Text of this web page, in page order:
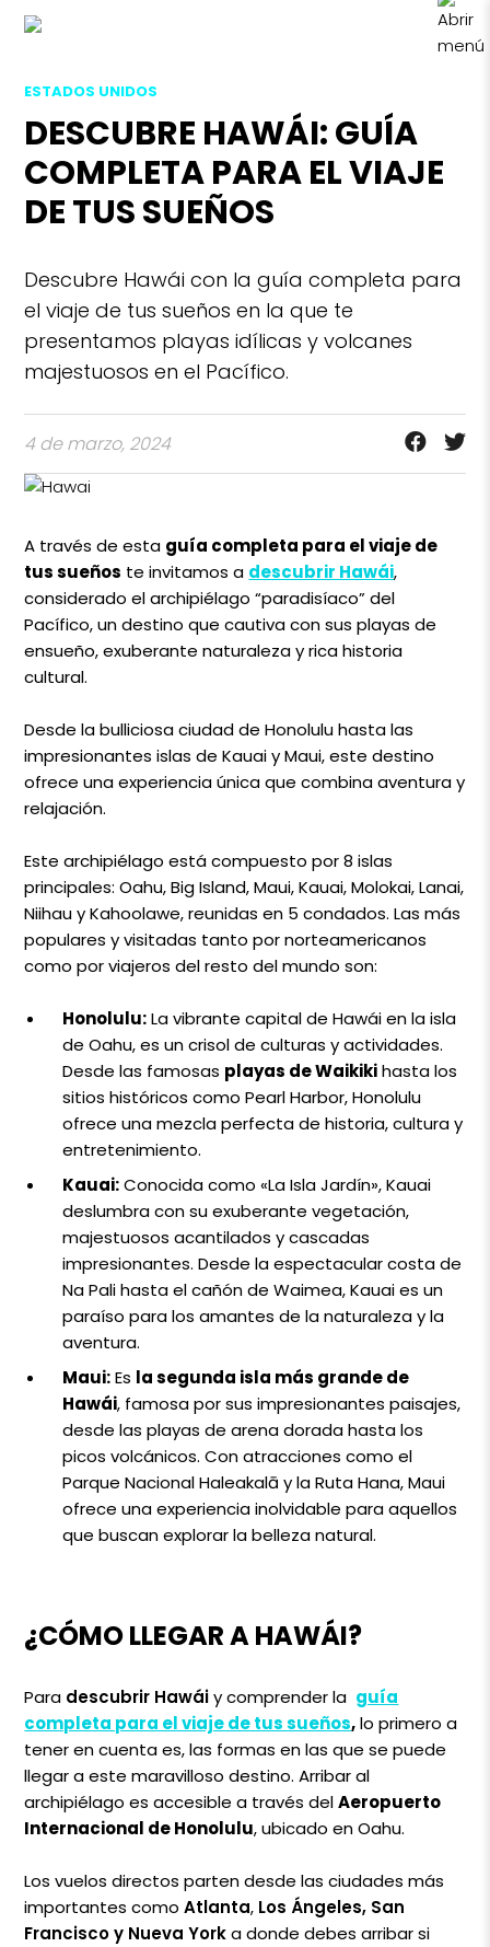
ESTADOS UNIDOS
DESCUBRE HAWÁI: GUÍA
COMPLETA PARA EL VIAJE
DE TUS SUEÑOS
Descubre Hawái con la guía completa para
el viaje de tus sueños en la que te
presentamos playas idílicas y volcanes
majestuosos en el Pacífico.
4 de marzo, 2024
A través de esta guía completa para el viaje de
tus sueños te invitamos a descubrir Hawái,
considerado el archipiélago “paradisíaco” del
Pacífico, un destino que cautiva con sus playas de
ensueño, exuberante naturaleza y rica historia
cultural.
Desde la bulliciosa ciudad de Honolulu hasta las
impresionantes islas de Kauai y Maui, este destino
ofrece una experiencia única que combina aventura y
relajación.
Este archipiélago está compuesto por 8 islas
principales: Oahu, Big Island, Maui, Kauai, Molokai, Lanai,
Niihau y Kahoolawe, reunidas en 5 condados. Las más
populares y visitadas tanto por norteamericanos
como por viajeros del resto del mundo son:
Honolulu:La vibrante capital de Hawái en la isla
de Oahu, es un crisol de culturas y actividades.
Desde las famosas playas de Waikikihasta los
sitios históricos como Pearl Harbor, Honolulu
ofrece una mezcla perfecta de historia, cultura y
entretenimiento.
Kauai:Conocida como «La Isla Jardín», Kauai
deslumbra con su exuberante vegetación,
majestuosos acantilados y cascadas
impresionantes. Desde la espectacular costa de
Na Pali hasta el cañón de Waimea, Kauai es un
paraíso para los amantes de la naturaleza y la
aventura.
Maui: Es la segunda isla más grande de
Hawái, famosa por sus impresionantes paisajes,
desde las playas de arena dorada hasta los
picos volcánicos. Con atracciones como el
Parque Nacional Haleakalā y la Ruta Hana, Maui
ofrece una experiencia inolvidable para aquellos
que buscan explorar la belleza natural.
¿CÓMO LLEGAR A HAWÁI?
Para descubrir Hawáiy comprender la guía
completa para el viaje de tus sueños,lo primero a
tener en cuenta es, las formas en las que se puede
llegar a este maravilloso destino. Arribar al
archipiélago es accesible a través delAeropuerto
Internacional de Honolulu, ubicado en Oahu.
Los vuelos directos parten desde las ciudades más
importantes comoAtlanta, Los Ángeles, San
Francisco y Nueva Yorka donde debes arribar si